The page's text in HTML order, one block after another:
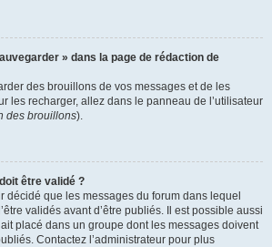
» dans la page de rédaction de
des brouillons de vos messages et de les
les recharger, allez dans le panneau de l’utilisateur
des brouillons).
être validé ?
décidé que les messages du forum dans lequel
validés avant d’être publiés. Il est possible aussi
placé dans un groupe dont les messages doivent
Contactez l’administrateur pour plus